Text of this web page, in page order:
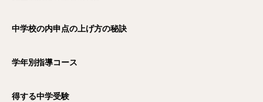
中学校の内申点の上げ方の秘訣
学年別指導コース
得する中学受験